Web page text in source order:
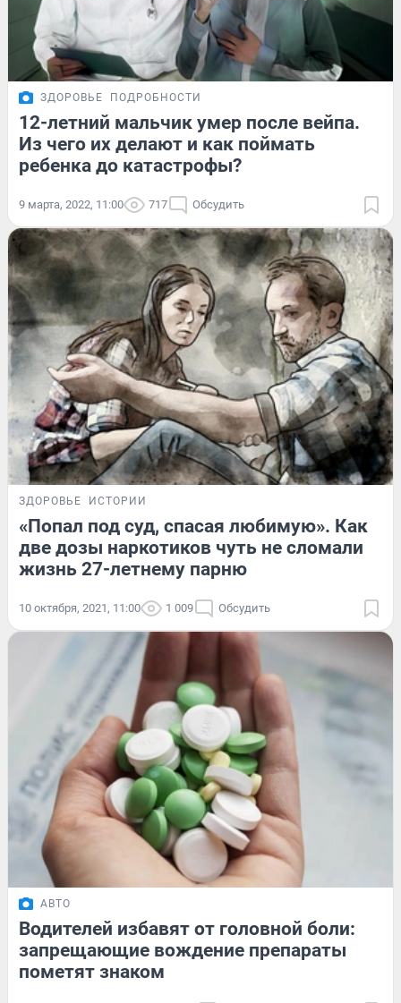
ЗДОРОВЬЕ ПОДРОБНОСТИ
12-летний мальчик умер после вейпа.
Из чего их делают и как поймать
ребенка до катастрофы?
9 марта, 2022, 11:00 717 Обсудить
ЗДОРОВЬЕ ИСТОРИИ
«Попал под суд, спасая любимую». Как
две дозы наркотиков чуть не сломали
жизнь 27-летнему парню
10 октября, 2021, 11:00 1 009 Обсудить
АВТО
Водителей избавят от головной боли:
запрещающие вождение препараты
пометят знаком